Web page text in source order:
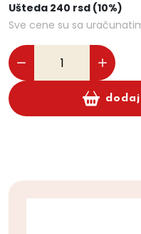
Ušteda 240 rsd (10%)
Sve cene su sa